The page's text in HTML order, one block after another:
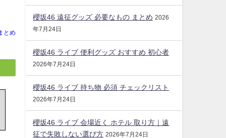
とめ
櫻坂46 遠征グッズ 必要なもの まとめ 2026
年7月24日
櫻坂46 ライブ 便利グッズ おすすめ 初心者
2026年7月24日
櫻坂46 ライブ 持ち物 必須 チェックリスト
2026年7月24日
櫻坂46 ライブ 会場近く ホテル 取り方｜遠
征で失敗しない選び方 2026年7月24日